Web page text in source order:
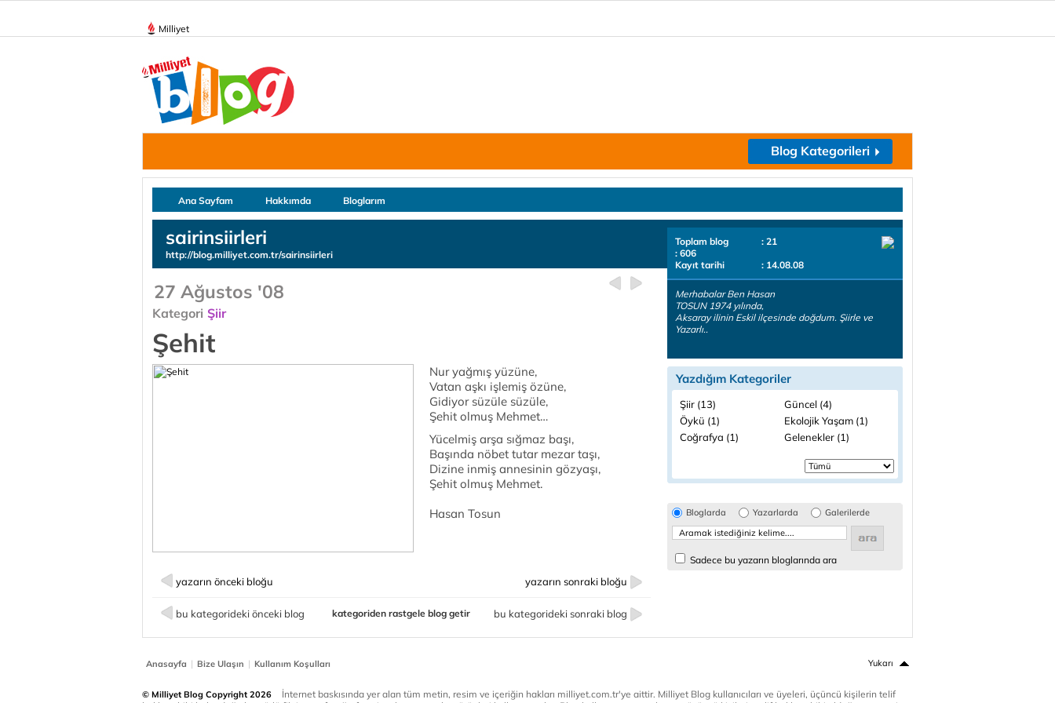
Milliyet
Blog Kategorileri
Ana Sayfam Hakkımda Bloglarım
sairinsiirleri
http://blog.milliyet.com.tr/sairinsiirleri
27 Ağustos '08
Kategori Şiir
Şehit
Nur yağmış yüzüne,
Vatan aşkı işlemiş özüne,
Gidiyor süzüle süzüle,
Şehit olmuş Mehmet…
Yücelmiş arşa sığmaz başı,
Başında nöbet tutar mezar taşı,
Dizine inmiş annesinin gözyaşı,
Şehit olmuş Mehmet.
Hasan Tosun
yazarın önceki bloğu yazarın sonraki bloğu
bu kategorideki önceki blog bu kategorideki sonraki blog
kategoriden rastgele blog getir
Toplam blog
: 21
: 606
Kayıt tarihi
: 14.08.08
Merhabalar Ben Hasan
TOSUN 1974 yılında,
Aksaray ilinin Eskil ilçesinde doğdum. Şiirle ve
Yazarlı..
Yazdığım Kategoriler
Şiir (13)
Güncel (4)
Öykü (1)
Ekolojik Yaşam (1)
Coğrafya (1)
Gelenekler (1)
Bloglarda Yazarlarda Galerilerde
Sadece bu yazarın bloglarında ara
Anasayfa | Bize Ulaşın | Kullanım Koşulları Yukarı
© Milliyet Blog Copyright 2026
İnternet baskısında yer alan tüm metin, resim ve içeriğin hakları milliyet.com.tr'ye aittir. Milliyet Blog kullanıcıları ve üyeleri, üçüncü kişilerin telif